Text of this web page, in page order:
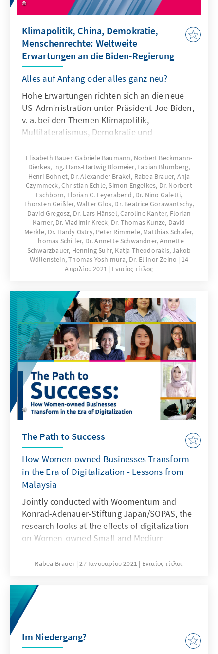
Klimapolitik, China, Demokratie,
Menschenrechte: Weltweite
Erwartungen an die Biden-Regierung
Alles auf Anfang oder alles ganz neu?
Hohe Erwartungen richten sich an die neue
US-Administration unter Präsident Joe Biden,
v. a. bei den Themen Klimapolitik,
Multilateralismus, Demokratie und
neuen Regierung der USA erwartet? Die
Auslandsmitarbeiterinnen und
Auslandsmitarbeiter der Konrad-
AdenauerStiftung haben sich in ausgewählten
Ländern in Europa, Nordamerika, Afrika,
Asien, Lateinamerika und im Nahen Osten die
wichtigen Trends genauer angesehen.
Elisabeth Bauer, Gabriele Baumann, Norbert Beckmann-
Dierkes, Ing. Hans-Hartwig Blomeier, Fabian Blumberg,
Henri Bohnet, Dr. Alexander Brakel, Rabea Brauer, Anja
Czymmeck, Christian Echle, Simon Engelkes, Dr. Norbert
Eschborn, Florian C. Feyerabend, Dr. Nino Galetti,
Thorsten Geißler, Walter Glos, Dr. Beatrice Gorawantschy,
David Gregosz, Dr. Lars Hänsel, Caroline Kanter, Florian
Karner, Dr. Vladimir Kreck, Dr. Thomas Kunze, David
Merkle, Dr. Hardy Ostry, Peter Rimmele, Matthias Schäfer,
Thomas Schiller, Dr. Annette Schwandner, Annette
Schwarzbauer, Henning Suhr, Katja Theodorakis, Jakob
Wöllenstein, Thomas Yoshimura, Dr. Ellinor Zeino
14
Απριλίου 2021
Ενιαίος τίτλος
The Path to Success
How Women-owned Businesses Transform
in the Era of Digitalization - Lessons from
Malaysia
Jointly conducted with Woomentum and
Konrad-Adenauer-Stiftung Japan/SOPAS, the
research looks at the effects of digitalization
on Women-owned Small and Medium
to mentoring, networking, and skills, (3)
as (4) COVID-19 crisis management. This
chapter focuses on the lesson learned by
WSMEs in Malaysia.
Rabea Brauer 27 Ιανουαρίου 2021 Ενιαίος τίτλος
Im Niedergang?